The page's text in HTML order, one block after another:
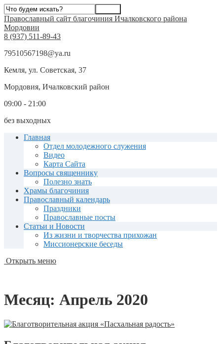
Православный сайт благочиния Ичалковского района
Мордовии
8 (937) 511-89-43
79510567198@ya.ru
Кемля, ул. Советская, 37
Мордовия, Ичалковский район
09:00 - 21:00
без выходных
Главная
Отдел молодежного служения
Видео
Карта Сайта
Вопросы священнику
Полезно знать
Храмы благочиния
Православный календарь
Праздники
Православные посты
Статьи и Новости
Из жизни и творчества прихожан
Миссионерские беседы
Открыть меню
Месяц: Апрель 2020